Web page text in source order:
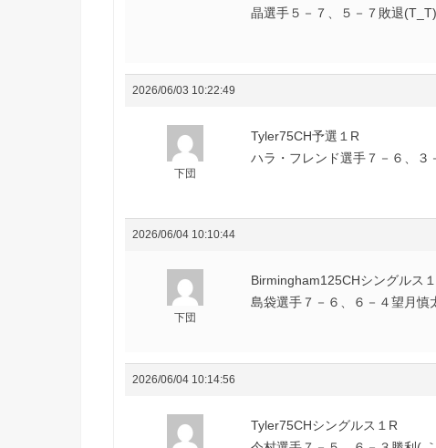
晶選手５－７、５－７敗退(T_T)
2026/06/03 10:22:49
下団
Tyler75CH予選１R
ハラ・フレンド選手７－６、３
2026/06/04 10:10:44
下団
Birmingham125CHシングルス
島袋選手７－６、６－４望月慎
2026/06/04 10:14:56
Tyler75CHシングルス１R